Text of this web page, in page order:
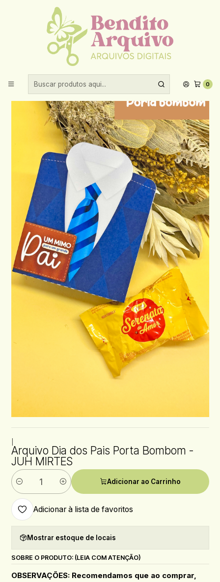
0
Aproveite 10% de desconto ao comprar acima de R$30,00!
Início Datas comemorativas
Dia dos pais
Arquivo Dia dos Pais Porta Bombom - JUH MIRTES
Arquivo Dia dos Pais Porta Bombom -
JUH MIRTES
Quantidade
Adicionar ao Carrinho
Adicionar à lista de favoritos
Mostrar estoque de locais
SOBRE O PRODUTO: (LEIA COM ATENÇÃO)
OBSERVAÇÕES: Recomendamos que ao comprar,